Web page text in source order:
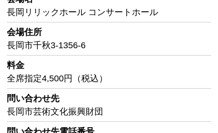
長岡リリックホール コンサートホール
会場住所
長岡市千秋3-1356-6
料金
全席指定4,500円（税込）
問い合わせ先
長岡市芸術文化振興財団